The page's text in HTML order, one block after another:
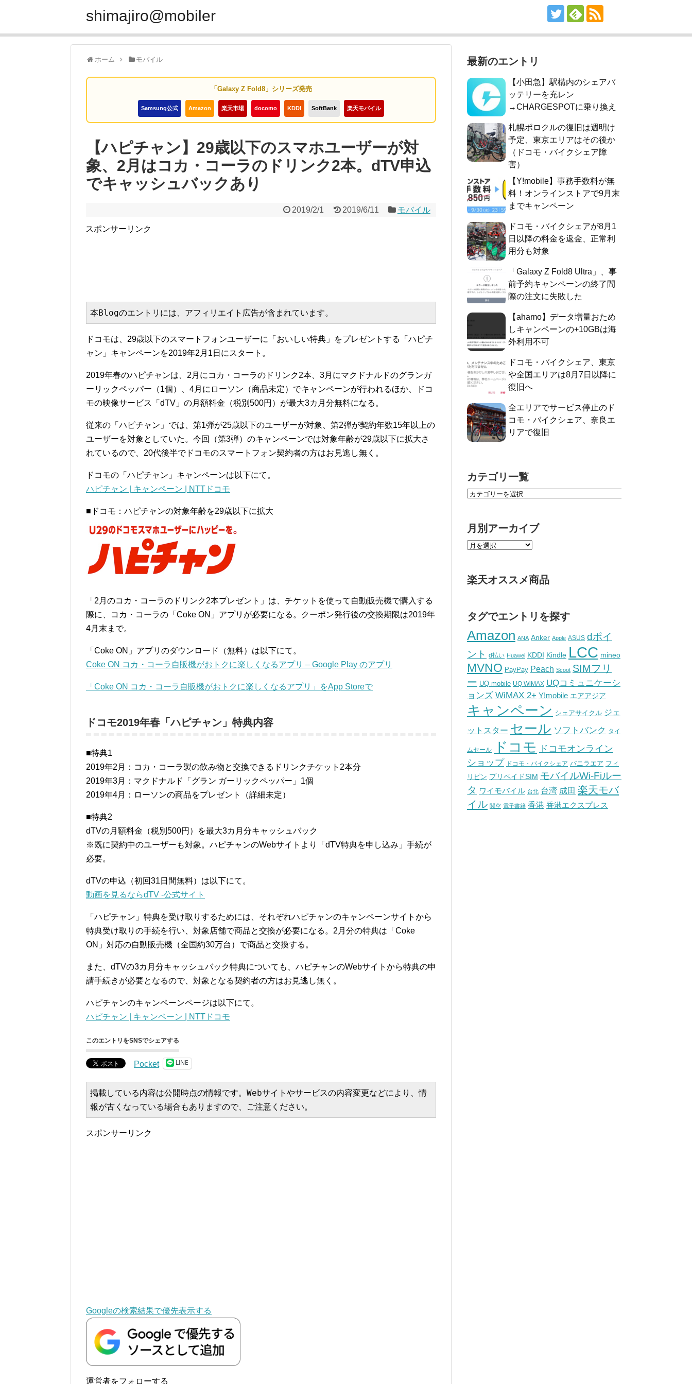
shimajiro@mobiler
ホーム モバイル
「Galaxy Z Fold8」シリーズ発売
Samsung公式 Amazon 楽天市場 docomo KDDI SoftBank 楽天モバイル
【ハピチャン】29歳以下のスマホユーザーが対
象、2月はコカ・コーラのドリンク2本。dTV申込
でキャッシュバックあり
2019/2/1 2019/6/11 モバイル
スポンサーリンク
本Blogのエントリには、アフィリエイト広告が含まれています。
ドコモは、29歳以下のスマートフォンユーザーに「おいしい特典」をプレゼントする「ハピチ
ャン」キャンペーンを2019年2月1日にスタート。
2019年春のハピチャンは、2月にコカ・コーラのドリンク2本、3月にマクドナルドのグランガ
ーリックペッパー（1個）、4月にローソン（商品未定）でキャンペーンが行われるほか、ドコ
モの映像サービス「dTV」の月額料金（税別500円）が最大3カ月分無料になる。
従来の「ハピチャン」では、第1弾が25歳以下のユーザーが対象、第2弾が契約年数15年以上の
ユーザーを対象としていた。今回（第3弾）のキャンペーンでは対象年齢が29歳以下に拡大さ
れているので、20代後半でドコモのスマートフォン契約者の方はお見逃し無く。
ドコモの「ハピチャン」キャンペーンは以下にて。
ハピチャン | キャンペーン | NTTドコモ
■ドコモ：ハピチャンの対象年齢を29歳以下に拡大
「2月のコカ・コーラのドリンク2本プレゼント」は、チケットを使って自動販売機で購入する
際に、コカ・コーラの「Coke ON」アプリが必要になる。クーポン発行後の交換期限は2019年
4月末まで。
「Coke ON」アプリのダウンロード（無料）は以下にて。
Coke ON コカ・コーラ自販機がおトクに楽しくなるアプリ – Google Play のアプリ
「Coke ON コカ・コーラ自販機がおトクに楽しくなるアプリ」をApp Storeで
ドコモ2019年春「ハピチャン」特典内容
■特典1
2019年2月：コカ・コーラ製の飲み物と交換できるドリンクチケット2本分
2019年3月：マクドナルド「グラン ガーリックペッパー」1個
2019年4月：ローソンの商品をプレゼント（詳細未定）
■特典2
dTVの月額料金（税別500円）を最大3カ月分キャッシュバック
※既に契約中のユーザーも対象。ハピチャンのWebサイトより「dTV特典を申し込み」手続が
必要。
dTVの申込（初回31日間無料）は以下にて。
動画を見るならdTV -公式サイト
「ハピチャン」特典を受け取りするためには、それぞれハピチャンのキャンペーンサイトから
特典受け取りの手続を行い、対象店舗で商品と交換が必要になる。2月分の特典は「Coke
ON」対応の自動販売機（全国約30万台）で商品と交換する。
また、dTVの3カ月分キャッシュバック特典についても、ハピチャンのWebサイトから特典の申
請手続きが必要となるので、対象となる契約者の方はお見逃し無く。
ハピチャンのキャンペーンページは以下にて。
ハピチャン | キャンペーン | NTTドコモ
このエントリをSNSでシェアする
Pocket LINE
掲載している内容は公開時点の情報です。Webサイトやサービスの内容変更などにより、情
報が古くなっている場合もありますので、ご注意ください。
スポンサーリンク
Googleの検索結果で優先表示する
運営者をフォローする
最新のエントリ
【小田急】駅構内のシェアバ
ッテリーを充レン
→CHARGESPOTに乗り換え
札幌ポロクルの復旧は週明け
予定、東京エリアはその後か
（ドコモ・バイクシェア障
害）
【Y!mobile】事務手数料が無
料！オンラインストアで9月末
までキャンペーン
ドコモ・バイクシェアが8月1
日以降の料金を返金、正常利
用分も対象
「Galaxy Z Fold8 Ultra」、事
前予約キャンペーンの終了間
際の注文に失敗した
【ahamo】データ増量おため
しキャンペーンの+10GBは海
外利用不可
ドコモ・バイクシェア、東京
や全国エリアは8月7日以降に
復旧へ
全エリアでサービス停止のド
コモ・バイクシェア、奈良エ
リアで復旧
カテゴリ一覧
月別アーカイブ
楽天オススメ商品
タグでエントリを探す
Amazon ANA Anker Apple ASUS dポイ
ント
d払い Huawei KDDI Kindle LCC mineo
MVNO PayPay Peach Scoot SIMフリ
ー UQ mobile UQ WiMAX UQコミュニケーシ
ョンズ WiMAX 2+ Y!mobile エアアジア
キャンペーン シェアサイクル ジェ
ットスター セール ソフトバンク タイ
ムセール ドコモ
ドコモオンライン
ショップ ドコモ・バイクシェア バニラエア フィ
リピン プリペイドSIM モバイルWi-Fiルー
タ ワイモバイル 台北 台湾 成田 楽天モバ
イル 関空 電子書籍 香港 香港エクスプレス